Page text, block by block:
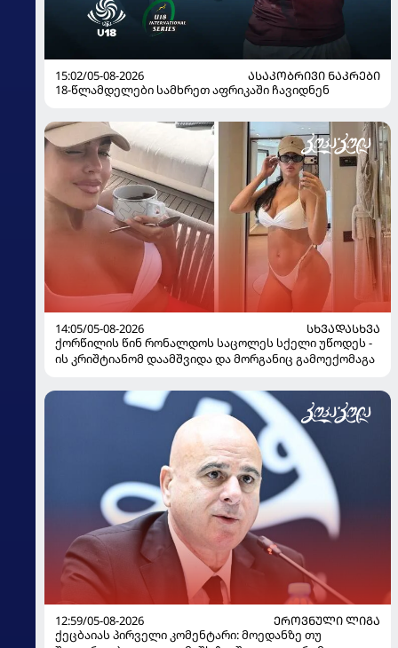
15:02/05-08-2026
ᲐᲡᲐᲙᲝᲑᲠᲘᲕᲘ ᲜᲐᲙᲠᲔᲑᲘ
18-წლამდელები სამხრეთ აფრიკაში ჩავიდნენ
14:05/05-08-2026
ᲡᲮᲕᲐᲓᲐᲡᲮᲕᲐ
ქორწილის წინ რონალდოს საცოლეს სქელი უწოდეს -
ის კრიშტიანომ დაამშვიდა და მორგანიც გამოექომაგა
12:59/05-08-2026
ᲔᲠᲝᲕᲜᲣᲚᲘ ᲚᲘᲒᲐ
ქეცბაიას პირველი კომენტარი: მოედანზე თუ